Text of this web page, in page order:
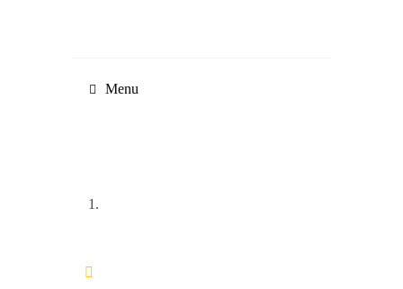
Menu